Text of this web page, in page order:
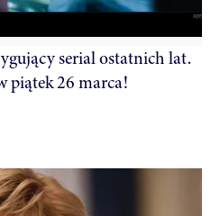
serial ostatnich lat.
piątek 26 marca!